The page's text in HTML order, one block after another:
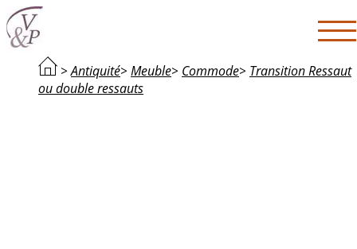
>Antiquité> Meuble> Commode> Transition Ressaut
ou double ressauts